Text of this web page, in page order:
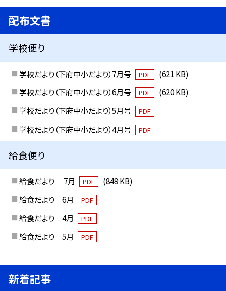
配布文書
学校便り
学校だより（下府中小だより）7月号 PDF
(621 KB)
学校だより（下府中小だより）6月号
PDF
(620 KB)
学校だより（下府中小だより）5月号
PDF
学校だより（下府中小だより）4月号 PDF
給食便り
給食だより 7月 PDF
(849 KB)
給食だより 6月
PDF
給食だより 4月 PDF
給食だより 5月 PDF
新着記事